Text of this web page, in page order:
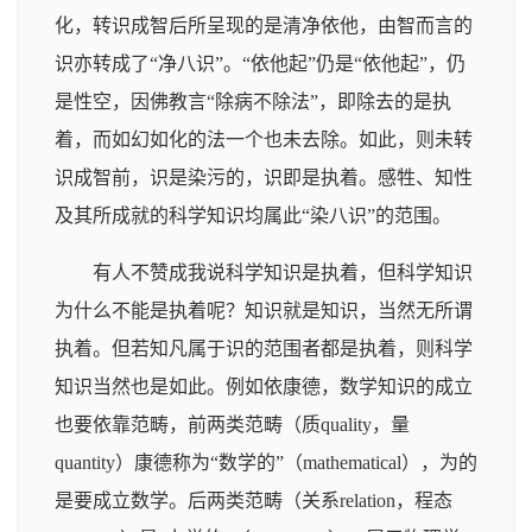
化，转识成智后所呈现的是清净依他，由智而言的
识亦转成了“净八识”。“依他起”仍是“依他起”，仍
是性空，因佛教言“除病不除法”，即除去的是执
着，而如幻如化的法一个也未去除。如此，则未转
识成智前，识是染污的，识即是执着。感牲、知性
及其所成就的科学知识均属此“染八识”的范围。
有人不赞成我说科学知识是执着，但科学知识
为什么不能是执着呢？知识就是知识，当然无所谓
执着。但若知凡属于识的范围者都是执着，则科学
知识当然也是如此。例如依康德，数学知识的成立
也要依靠范畴，前两类范畴（质quality，量
quantity）康德称为“数学的”（mathematical），为的
是要成立数学。后两类范畴（关系relation，程态